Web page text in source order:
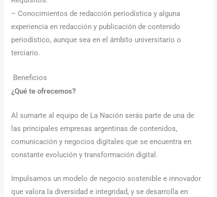
– Conocimientos de redacción periodística y alguna
experiencia en redacción y publicación de contenido
periodístico, aunque sea en el ámbito universitario o
terciario.
Beneficios
¿Qué te ofrecemos?
Al sumarte al equipo de La Nación serás parte de una de
las principales empresas argentinas de contenidos,
comunicación y negocios digitales que se encuentra en
constante evolución y transformación digital.
Impulsamos un modelo de negocio sostenible e innovador
que valora la diversidad e integridad, y se desarrolla en